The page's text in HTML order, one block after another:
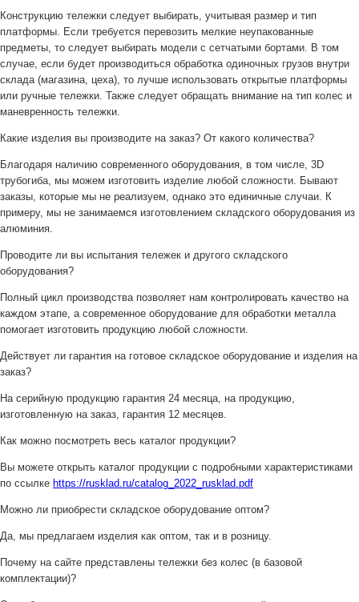
Конструкцию тележки следует выбирать, учитывая размер и тип
платформы. Если требуется перевозить мелкие неупакованные
предметы, то следует выбирать модели с сетчатыми бортами. В том
случае, если будет производиться обработка одиночных грузов внутри
склада (магазина, цеха), то лучше использовать открытые платформы
или ручные тележки. Также следует обращать внимание на тип колес и
маневренность тележки.
Какие изделия вы производите на заказ? От какого количества?
Благодаря наличию современного оборудования, в том числе, 3D
трубогиба, мы можем изготовить изделие любой сложности. Бывают
заказы, которые мы не реализуем, однако это единичные случаи. К
примеру, мы не занимаемся изготовлением складского оборудования из
алюминия.
Проводите ли вы испытания тележек и другого складского
оборудования?
Полный цикл производства позволяет нам контролировать качество на
каждом этапе, а современное оборудование для обработки металла
помогает изготовить продукцию любой сложности.
Действует ли гарантия на готовое складское оборудование и изделия на
заказ?
На серийную продукцию гарантия 24 месяца, на продукцию,
изготовленную на заказ, гарантия 12 месяцев.
Как можно посмотреть весь каталог продукции?
Вы можете открыть каталог продукции с подробными характеристиками
по ссылке https://rusklad.ru/catalog_2022_rusklad.pdf
Можно ли приобрести складское оборудование оптом?
Да, мы предлагаем изделия как оптом, так и в розницу.
Почему на сайте представлены тележки без колес (в базовой
комплектации)?